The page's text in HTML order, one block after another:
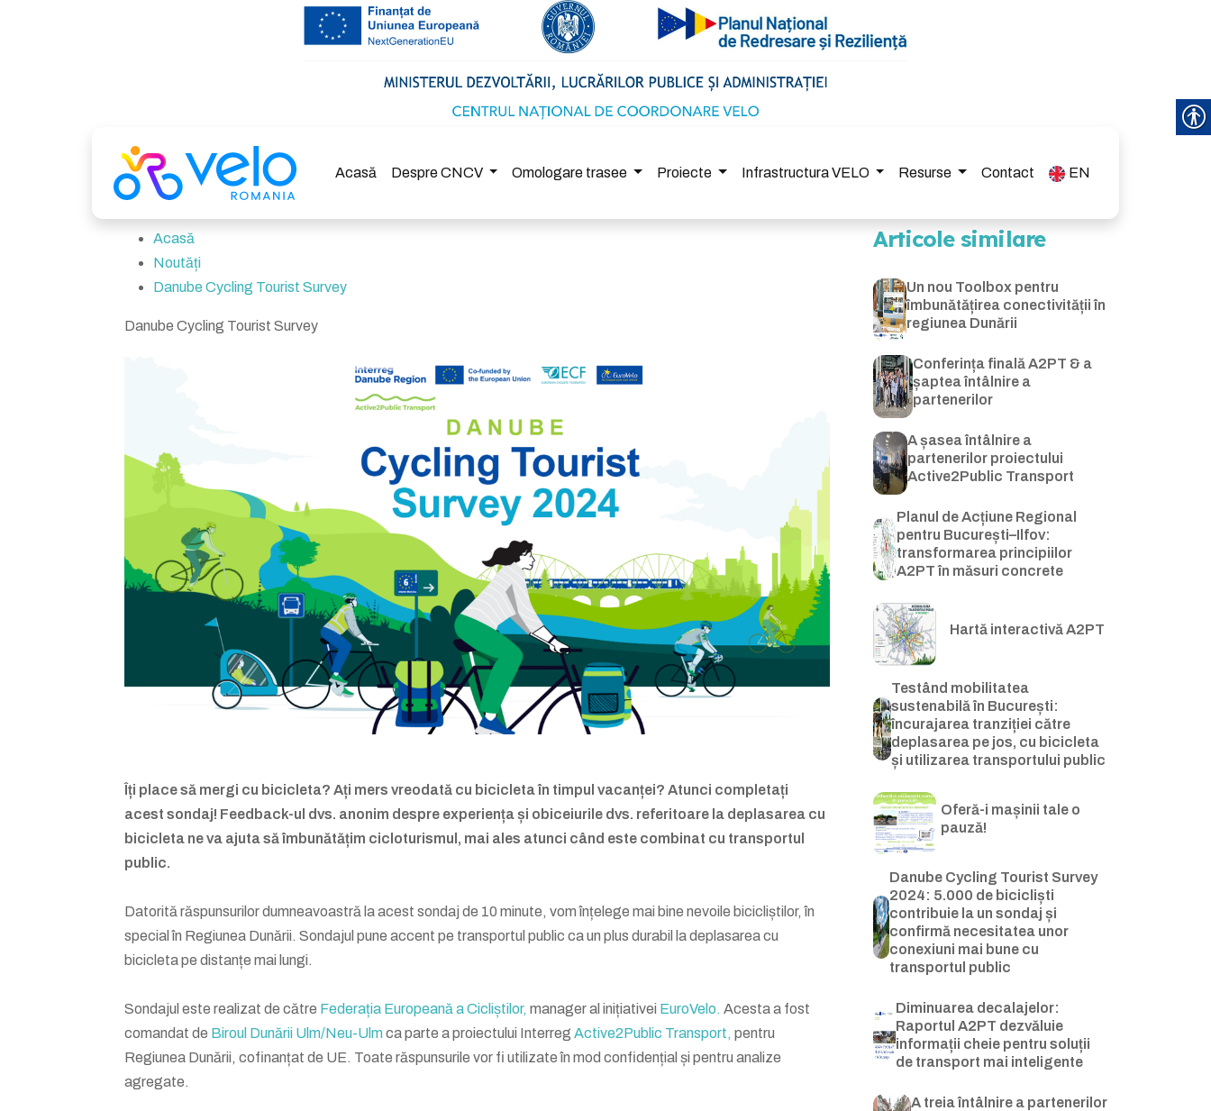
Acasă Despre CNCV Omologare trasee Proiecte Infrastructura VELO Resurse Contact EN
Acasă
Noutăți
Danube Cycling Tourist Survey
Danube Cycling Tourist Survey
Îți place să mergi cu bicicleta? Ați mers vreodată cu bicicleta în timpul vacanței? Atunci completați
acest sondaj! Feedback-ul dvs. anonim despre experiența și obiceiurile dvs. referitoare la deplasarea cu
bicicleta ne va ajuta să îmbunătățim cicloturismul, mai ales atunci când este combinat cu transportul
public.
Datorită răspunsurilor dumneavoastră la acest sondaj de 10 minute, vom înțelege mai bine nevoile bicicliștilor, în
special în Regiunea Dunării. Sondajul pune accent pe transportul public ca un plus durabil la deplasarea cu
bicicleta pe distanțe mai lungi.
Sondajul este realizat de către Federația Europeană a Cicliștilor, manager al inițiativei EuroVelo. Acesta a fost
comandat de Biroul Dunării Ulm/Neu-Ulmca parte a proiectului Interreg Active2Public Transport, pentru
Regiunea Dunării, cofinanțat de UE. Toate răspunsurile vor fi utilizate în mod confidențial și pentru analize
agregate.
Articole similare
Un nou Toolbox pentru
îmbunătățirea conectivității în
regiunea Dunării
Conferința finală A2PT & a
șaptea întâlnire a
partenerilor
A șasea întâlnire a
partenerilor proiectului
Active2Public Transport
Planul de Acțiune Regional
pentru București–Ilfov:
transformarea principiilor
A2PT în măsuri concrete
Hartă interactivă A2PT
Testând mobilitatea
sustenabilă în București:
încurajarea tranziției către
deplasarea pe jos, cu bicicleta
și utilizarea transportului public
Oferă-i mașinii tale o
pauză!
Danube Cycling Tourist Survey
2024: 5.000 de bicicliști
contribuie la un sondaj și
confirmă necesitatea unor
conexiuni mai bune cu
transportul public
Diminuarea decalajelor:
Raportul A2PT dezvăluie
informații cheie pentru soluții
de transport mai inteligente
A treia întâlnire a partenerilor